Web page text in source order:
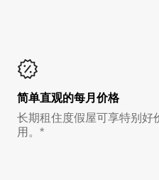
简单直观的每月价格
长期租住度假屋可享特别好
用。*